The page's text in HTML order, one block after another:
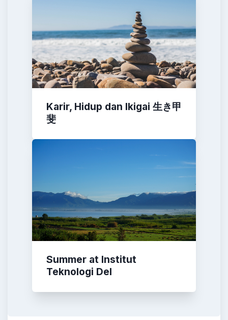
Karir, Hidup dan Ikigai 生き甲
斐
Summer at Institut
Teknologi Del